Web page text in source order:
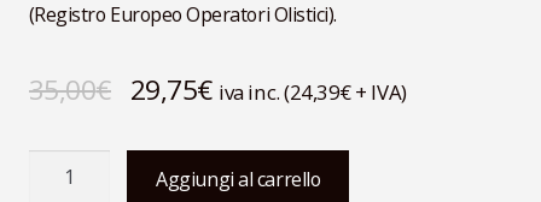
(Registro Europeo Operatori Olistici).
35,00€ Il
originale
29,75€Il
attuale
iva inc. (24,39€+ IVA)
Strategie
Aromaterapiche
Aggiungi al carrello